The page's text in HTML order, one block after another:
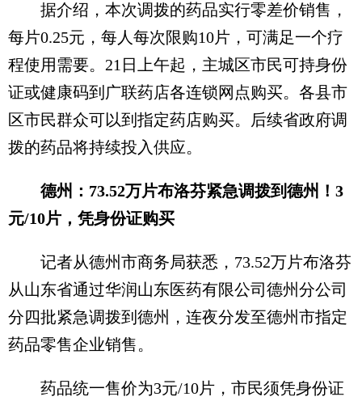
据介绍，本次调拨的药品实行零差价销售，
每片0.25元，每人每次限购10片，可满足一个疗
程使用需要。21日上午起，主城区市民可持身份
证或健康码到广联药店各连锁网点购买。各县市
区市民群众可以到指定药店购买。后续省政府调
拨的药品将持续投入供应。
德州：73.52万片布洛芬紧急调拨到德州！3
元/10片，凭身份证购买
记者从德州市商务局获悉，73.52万片布洛芬
从山东省通过华润山东医药有限公司德州分公司
分四批紧急调拨到德州，连夜分发至德州市指定
药品零售企业销售。
药品统一售价为3元/10片，市民须凭身份证